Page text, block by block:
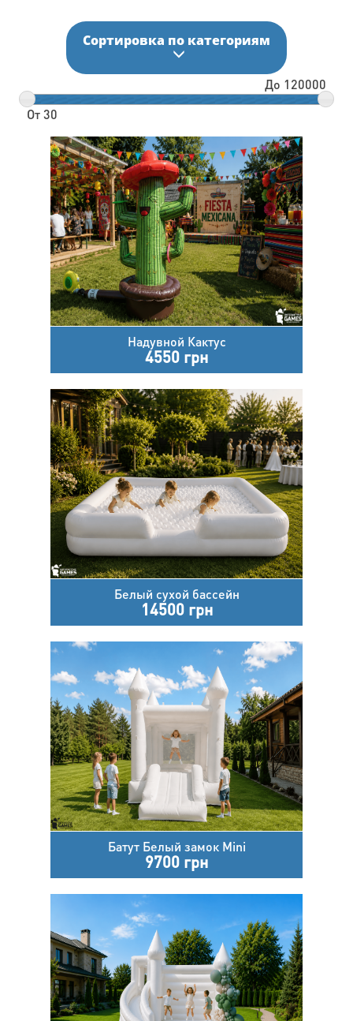
Сортировка по категориям
До 120000
От30
Надувной Кактус
4550 грн
Белый сухой бассейн
14500 грн
Батут Белый замок Mini
9700 грн